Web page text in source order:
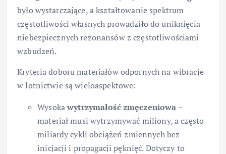
było wystarczające, a kształtowanie spektrum
częstotliwości własnych prowadziło do uniknięcia
niebezpiecznych rezonansów z częstotliwościami
wzbudzeń.
Kryteria doboru materiałów odpornych na wibracje
w lotnictwie są wieloaspektowe:
Wysokawytrzymałość zmęczeniowa –
materiał musi wytrzymywać miliony, a często
miliardy cykli obciążeń zmiennych bez
inicjacji i propagacji pęknięć. Dotyczy to